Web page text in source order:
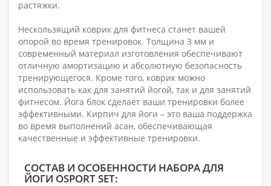
растяжки.
Нескользящий коврик для фитнеса станет вашей
опорой во время тренировок. Толщина 3 мм и
современный материал изготовления обеспечивают
отличную амортизацию и абсолютную безопасность
тренирующегося. Кроме того, коврик можно
использовать как для занятий йогой, так и для занятий
фитнесом. Йога блок сделает ваши тренировки более
эффективными. Кирпич для йоги – это ваша поддержка
во время выполнений асан, обеспечивающая
качественные и эффективные тренировки.
СОСТАВ И ОСОБЕННОСТИ НАБОРА ДЛЯ
ЙОГИ OSPORT SET: